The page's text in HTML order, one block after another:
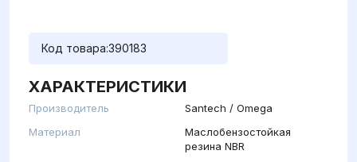
Код товара:390183
ХАРАКТЕРИСТИКИ
Производитель
Santech / Omega
Материал
Маслобензостойкая
резина NBR